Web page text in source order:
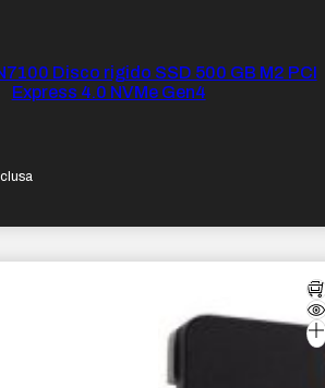
Disco rigido SSD 500 GB M2 PCI
Express 4.0 NVMe Gen4